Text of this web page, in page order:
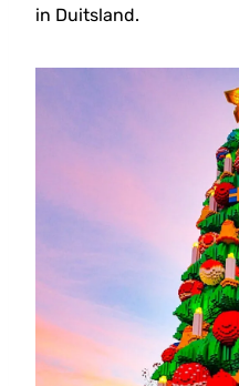
in Duitsland.